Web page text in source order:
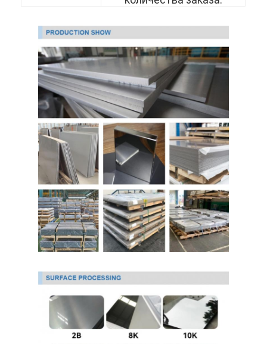
Труба нержавеющей стали 304
Лист из нержавеющей стали 316L
Труба из нержавеющей стали 316L
2205 Плитка из нержавеющей стали
Отполированная плита нержавеющей стали
декоративная трубка из нержавеющей стали
бар нержавеющей стали
Алюминиевый материал
Медный материал
PPGI гальванизировало стальную катушку